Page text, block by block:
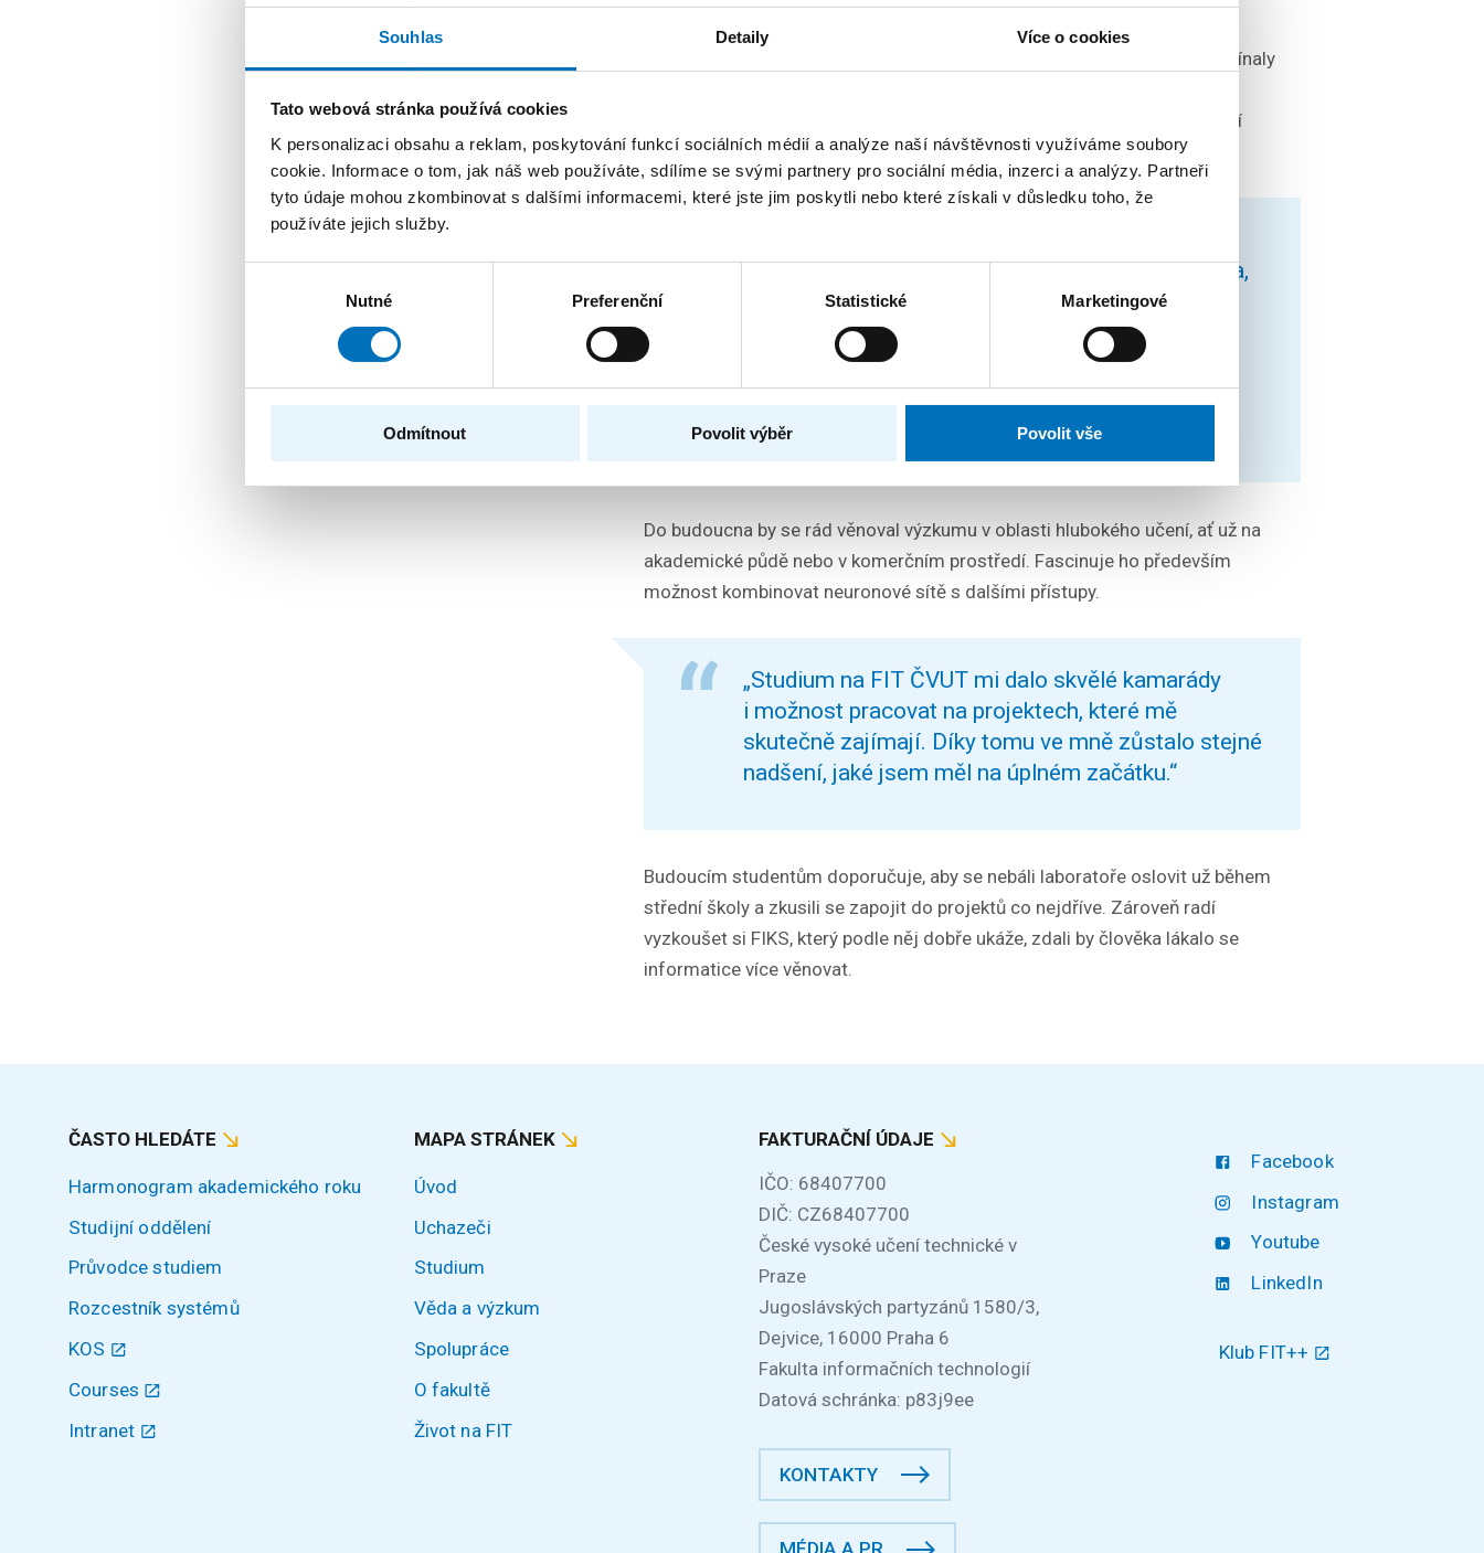
Souhlas Detaily Více o cookies
Tato webová stránka používá cookies
K personalizaci obsahu a reklam, poskytování funkcí sociálních médií a analýze naší návštěvnosti využíváme soubory
cookie. Informace o tom, jak náš web používáte, sdílíme se svými partnery pro sociální média, inzerci a analýzy. Partneři
tyto údaje mohou zkombinovat s dalšími informacemi, které jste jim poskytli nebo které získali v důsledku toho, že
používáte jejich služby.
Nutné Preferenční Statistické Marketingové
Odmítnout Povolit výběr Povolit vše
Vedle výzkumných projektů se věnoval i experimentům, které mu připomínaly
protivníkovi do piškvorek. Právě na podobných projektech ho nejvíce baví
možnost sledovat, jak si modely samy hledají nečekané strategie.
zajímavý výstup. Jelikož se danou úlohu učí sama,
může si vymyslet zvláštní strategie, které je
zábavné pozorovat. Například při trénování
samořídícího auta se nám najednou auto samo
začalo zařazovat do pravého pruhu, i když
startovalo vždy uprostřed silnice.”
Do budoucna by se rád věnoval výzkumu v oblasti hlubokého učení, ať už na
akademické půdě nebo v komerčním prostředí. Fascinuje ho především
možnost kombinovat neuronové sítě s dalšími přístupy.
„Studium na FIT ČVUT mi dalo skvělé kamarády
i možnost pracovat na projektech, které mě
skutečně zajímají. Díky tomu ve mně zůstalo stejné
nadšení, jaké jsem měl na úplném začátku.“
Budoucím studentům doporučuje, aby se nebáli laboratoře oslovit už během
střední školy a zkusili se zapojit do projektů co nejdříve. Zároveň radí
vyzkoušet si FIKS, který podle něj dobře ukáže, zdali by člověka lákalo se
informatice více věnovat.
ČASTO HLEDÁTE
Harmonogram akademického roku
Studijní oddělení
Průvodce studiem
Rozcestník systémů
KOS
Courses
Intranet
MAPA STRÁNEK
Úvod
Uchazeči
Studium
Věda a výzkum
Spolupráce
O fakultě
Život na FIT
FAKTURAČNÍ ÚDAJE
IČO: 68407700
DIČ: CZ68407700
České vysoké učení technické v
Praze
Jugoslávských partyzánů 1580/3,
Dejvice, 16000 Praha 6
Fakulta informačních technologií
Datová schránka: p83j9ee
KONTAKTY
Facebook
Instagram
Youtube
LinkedIn
Klub FIT++